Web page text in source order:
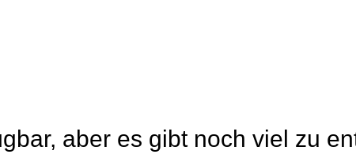
aber es gibt noch viel zu